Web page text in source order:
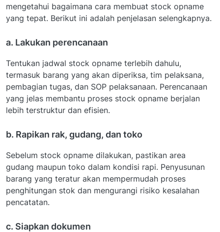
mengetahui bagaimana cara membuat stock opname
yang tepat. Berikut ini adalah penjelasan selengkapnya.
a. Lakukan perencanaan
Tentukan jadwal stock opname terlebih dahulu,
termasuk barang yang akan diperiksa, tim pelaksana,
pembagian tugas, dan SOP pelaksanaan. Perencanaan
yang jelas membantu proses stock opname berjalan
lebih terstruktur dan efisien.
b. Rapikan rak, gudang, dan toko
Sebelum stock opname dilakukan, pastikan area
gudang maupun toko dalam kondisi rapi. Penyusunan
barang yang teratur akan mempermudah proses
penghitungan stok dan mengurangi risiko kesalahan
pencatatan.
c. Siapkan dokumen